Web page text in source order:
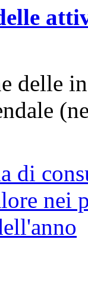
delle